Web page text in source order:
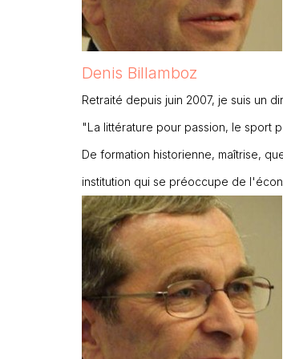
Denis Billamboz
Retraité depuis juin 2007, je suis un
"La littérature pour passion, le sport
De formation historienne, maîtrise,
institution qui se préoccupe de